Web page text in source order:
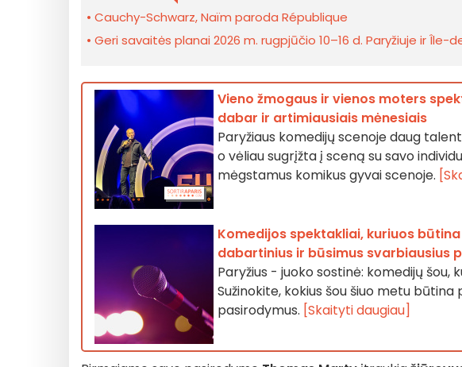
Cauchy-Schwarz, Naïm paroda République
Geri savaitės planai 2026 m. rugpjūčio 10–16 d. Paryžiuje ir Île-
Vieno žmogaus ir vienos moters
dabar ir artimiausiais mėnesiais
Paryžiaus komedijų scenoje daug
o vėliau sugrįžta į sceną su savo
mėgstamus komikus gyvai scenoje.
Komedijos spektakliai, kuriuos
dabartinius ir būsimus svarbiausius
Paryžius - juoko sostinė: komedijų šou,
Sužinokite, kokius šou šiuo metu
pasirodymus. [Skaityti daugiau]